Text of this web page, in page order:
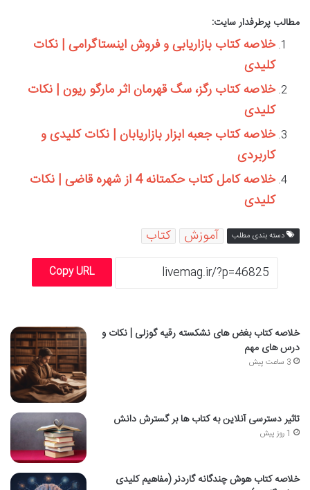
مطالب پرطرفدار سایت:
خلاصه کتاب بازاریابی و فروش اینستاگرامی | نکات
کلیدی
خلاصه کتاب رگز، سگ قهرمان اثر مارگو ریون | نکات
کلیدی
خلاصه کتاب جعبه ابزار بازاریابان | نکات کلیدی و
کاربردی
خلاصه کامل کتاب حکمتانه 4 از شهره قاضی | نکات
کلیدی
دسته بندی مطلب آموزش کتاب
Copy URL
خلاصه کتاب بغض های نشکسته رقیه گوزلی | نکات و
درس های مهم
3 ساعت پیش
تاثیر دسترسی آنلاین به کتاب ها بر گسترش دانش
1 روز پیش
خلاصه کتاب هوش چندگانه گاردنر (مفاهیم کلیدی